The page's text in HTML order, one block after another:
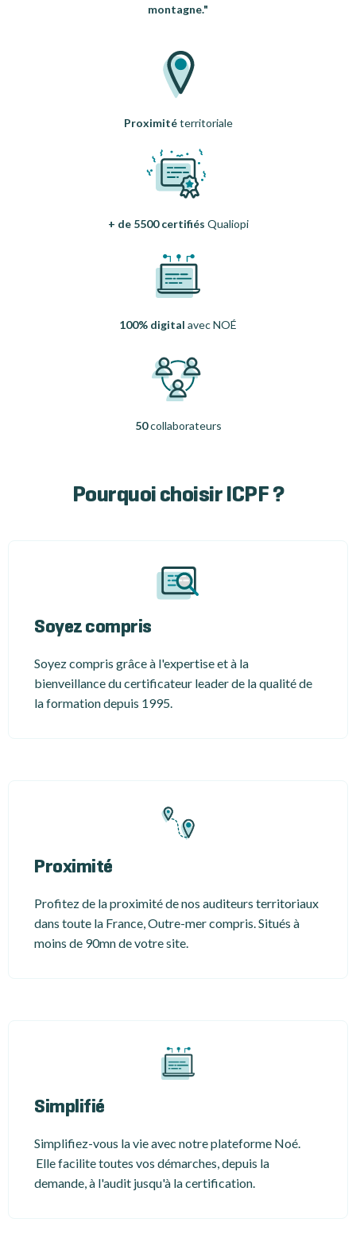
+ de 5500 certifiés Qualiopi
100% digital avec NOÉ
montagne."
50collaborateurs
Proximitéterritoriale
Pourquoi choisir ICPF ?
Soyez compris
Soyez compris grâce à l'expertise et à la
bienveillance du certificateur leader de la qualité de
la formation depuis 1995.
Proximité
Profitez de la proximité de nos auditeurs territoriaux
dans toute la France, Outre-mer compris. Situés à
moins de 90mn de votre site.
Simplifié
Simplifiez-vous la vie avec notre plateforme Noé.
Elle facilite toutes vos démarches, depuis la
demande, à l'audit jusqu'à la certification.